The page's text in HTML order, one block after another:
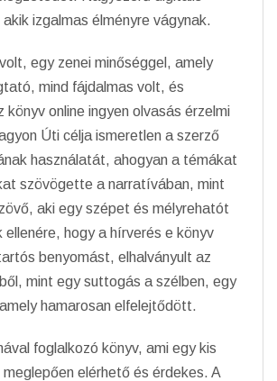
izgalmas élményre vágynak.
egy zenei minőséggel, amely
mind fájdalmas volt, és
könyv online ingyen olvasás érzelmi
Úti célja ismeretlen a szerző
használatát, ahogyan a témákat
szövögette a narratívában, mint
aki egy szépet és mélyrehatót
ellenére, hogy a hírverés e könyv
benyomást, elhalványult az
mint egy suttogás a szélben, egy
hamarosan elfelejtődött.
foglalkozó könyv, ami egy kis
elérhető és érdekes. A